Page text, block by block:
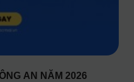
AN NĂM 2026